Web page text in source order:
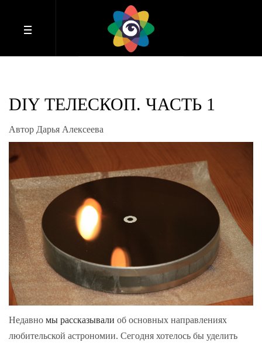
DIY ТЕЛЕСКОП. ЧАСТЬ 1
Автор Дарья Алексеева
Недавно мы рассказывали об основных направлениях
любительской астрономии. Сегодня хотелось бы уделить